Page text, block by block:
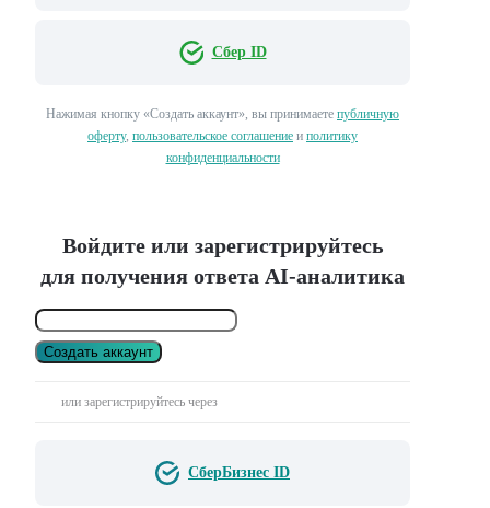
Сбер ID
Нажимая кнопку «Создать аккаунт», вы принимаете публичную
оферту, пользовательское соглашение и политику
конфиденциальности
Войдите или зарегистрируйтесь
для получения ответа AI-аналитика
Создать аккаунт
или зарегистрируйтесь через
СберБизнес ID